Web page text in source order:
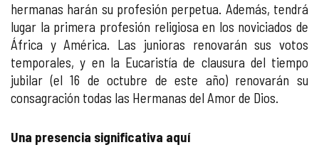
hermanas harán su profesión perpetua. Además, tendrá
lugar la primera profesión religiosa en los noviciados de
África y América. Las junioras renovarán sus votos
temporales, y en la Eucaristía de clausura del tiempo
jubilar (el 16 de octubre de este año) renovarán su
consagración todas las Hermanas del Amor de Dios.
Una presencia significativa aquí